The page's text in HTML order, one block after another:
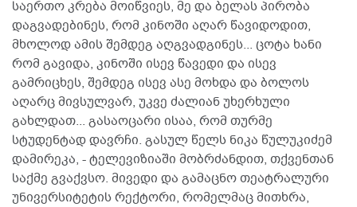
საერთო კრება მოიწვიეს, მე და ბელას პირობა
დაგვადებინეს, რომ კინოში აღარ წავიდოდით,
მხოლოდ ამის შემდეგ აღგვადგინეს... ცოტა ხანი
რომ გავიდა, კინოში ისევ წავედი და ისევ
გამრიცხეს, შემდეგ ისევ ასე მოხდა და ბოლოს
აღარც მივსულვარ, უკვე ძალიან უხერხული
გახლდათ... გასაოცარი ისაა, რომ თურმე
სტუდენტად დავრჩი. გასულ წელს ნიკა წულუკიძემ
დამირეკა, - ტელევიზიაში მობრძანდით, თქვენთან
საქმე გვაქვსო. მივედი და გამაცნო თეატრალური
უნივერსიტეტის რექტორი, რომელმაც მითხრა,